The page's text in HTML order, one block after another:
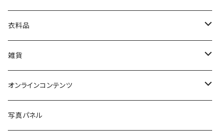
娯楽・エンターテインメント
古書セット
美術
衣料品
POLEWARDS
Tシャツ
雑貨
バッグ
ブックカバー
オンラインコンテンツ
冒険クロストーク
写真パネル